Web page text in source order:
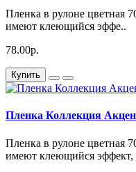
Пленка в рулоне цветная
имеют клеющийся эффе..
78.00р.
Купить
Пленка Коллекция
Пленка в рулоне цветная
имеют клеющийся эффект,